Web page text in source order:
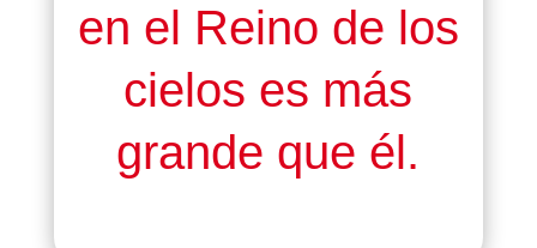
en el Reino de los
cielos es más
grande que él.